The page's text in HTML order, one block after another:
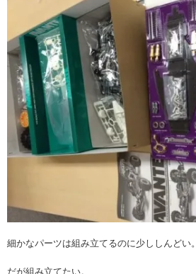
細かなパーツは組み立てるのに少ししんどい。
だが組み立てたい。